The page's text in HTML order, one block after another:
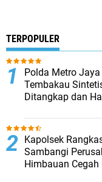
TERPOPULER
‎Polda Metro
Tembakau
Ditangkap dan
Kapolsek
Sambangi
Himbauan